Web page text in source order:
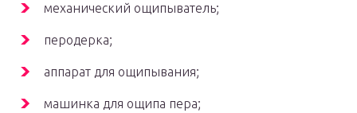
механический ощипыватель;
перодерка;
аппарат для ощипывания;
машинка для ощипа пера;